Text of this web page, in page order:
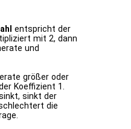
entspricht der
mit 2, dann
und
größer oder
Koeffizient 1.
sinkt der
die